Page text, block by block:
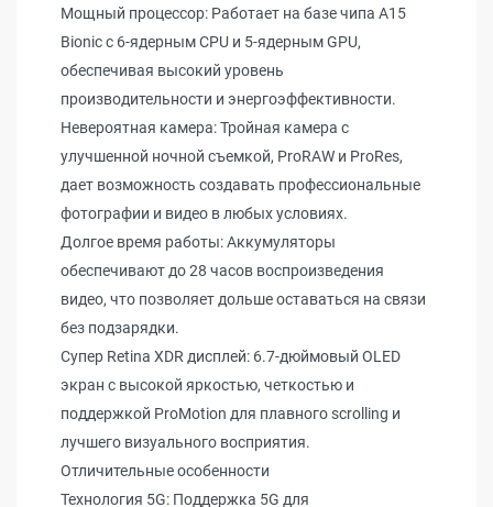
Мощный процессор: Работает на базе чипа A15
Bionic с 6-ядерным CPU и 5-ядерным GPU,
обеспечивая высокий уровень
производительности и энергоэффективности.
Невероятная камера: Тройная камера с
улучшенной ночной съемкой, ProRAW и ProRes,
дает возможность создавать профессиональные
фотографии и видео в любых условиях.
Долгое время работы: Аккумуляторы
обеспечивают до 28 часов воспроизведения
видео, что позволяет дольше оставаться на связи
без подзарядки.
Супер Retina XDR дисплей: 6.7-дюймовый OLED
экран с высокой яркостью, четкостью и
поддержкой ProMotion для плавного scrolling и
лучшего визуального восприятия.
Отличительные особенности
Технология 5G: Поддержка 5G для